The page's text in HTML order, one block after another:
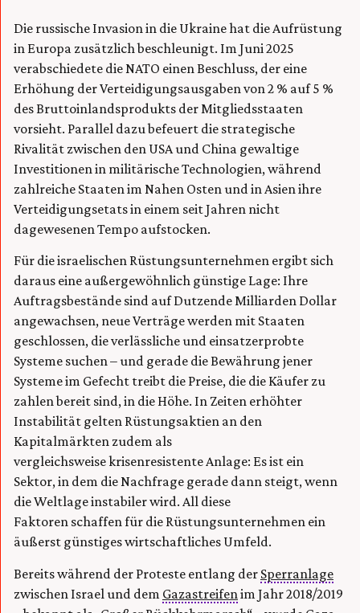
Die russische Invasion in die Ukraine hat die Aufrüstung
in Europa zusätzlich beschleunigt. Im Juni 2025
verabschiedete die NATO einen Beschluss, der eine
Erhöhung der Verteidigungsausgaben von 2 % auf 5 %
des Bruttoinlandsprodukts der Mitgliedsstaaten
vorsieht. Parallel dazu befeuert die strategische
Rivalität zwischen den USA und China gewaltige
Investitionen in militärische Technologien, während
zahlreiche Staaten im Nahen Osten und in Asien ihre
Verteidigungsetats in einem seit Jahren nicht
dagewesenen Tempo aufstocken.
Für die israelischen Rüstungsunternehmen ergibt sich
daraus eine außergewöhnlich günstige Lage: Ihre
Auftragsbestände sind auf Dutzende Milliarden Dollar
angewachsen, neue Verträge werden mit Staaten
geschlossen, die verlässliche und einsatzerprobte
Systeme suchen – und gerade die Bewährung jener
Systeme im Gefecht treibt die Preise, die die Käufer zu
zahlen bereit sind, in die Höhe. In Zeiten erhöhter
Instabilität gelten Rüstungsaktien an den
Kapitalmärkten zudem als
vergleichsweise krisenresistente Anlage: Es ist ein
Sektor, in dem die Nachfrage gerade dann steigt, wenn
die Weltlage instabiler wird. All diese
Faktoren schaffen für die Rüstungsunternehmen ein
äußerst günstiges wirtschaftliches Umfeld.
Bereits während der Proteste entlang der Sperranlage
zwischen Israel und dem Gazastreifen im Jahr 2018/2019